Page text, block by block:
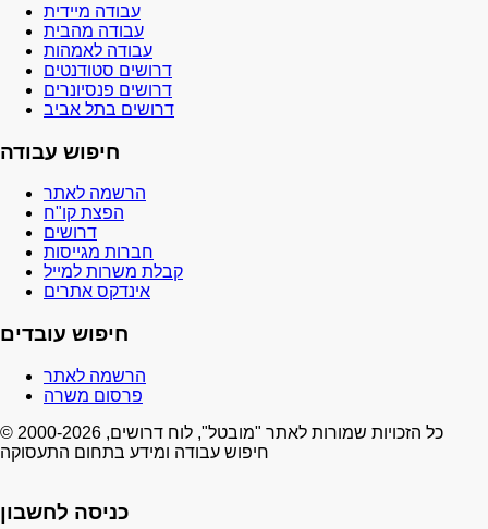
עבודה מיידית
עבודה מהבית
עבודה לאמהות
דרושים סטודנטים
דרושים פנסיונרים
דרושים בתל אביב
חיפוש עבודה
הרשמה לאתר
הפצת קו"ח
דרושים
חברות מגייסות
קבלת משרות למייל
אינדקס אתרים
חיפוש עובדים
הרשמה לאתר
פרסום משרה
© 2000-2026 כל הזכויות שמורות לאתר "מובטל", לוח דרושים,
חיפוש עבודה ומידע בתחום התעסוקה
כניסה לחשבון